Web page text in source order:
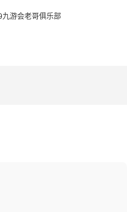
九游会老哥俱乐部